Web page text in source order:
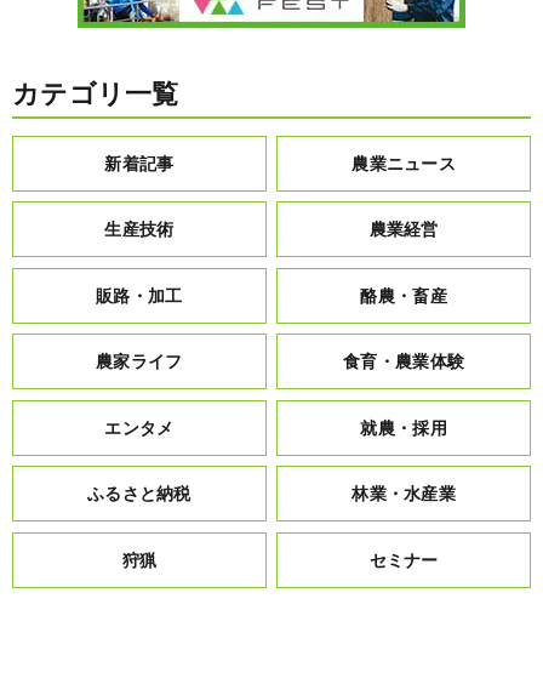
カテゴリ一覧
新着記事 農業ニュース
生産技術 農業経営
販路・加工 酪農・畜産
農家ライフ 食育・農業体験
エンタメ 就農・採用
ふるさと納税 林業・水産業
狩猟 セミナー